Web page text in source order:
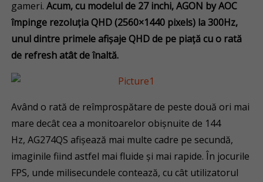
gameri.Acum, cu modelul de 27 inchi, AGON by AOC
împinge rezoluția QHD (2560×1440 pixels) la 300Hz,
unul dintre primele afișaje QHD de pe piață cu o rată
de refresh atât de înaltă.
Având o rată de reîmprospătare de peste două ori mai
mare decât cea a monitoarelor obișnuite de 144
Hz, AG274QS afișează mai multe cadre pe secundă,
imaginile fiind astfel mai fluide și mai rapide. În jocurile
FPS, unde milisecundele contează, cu cât utilizatorul